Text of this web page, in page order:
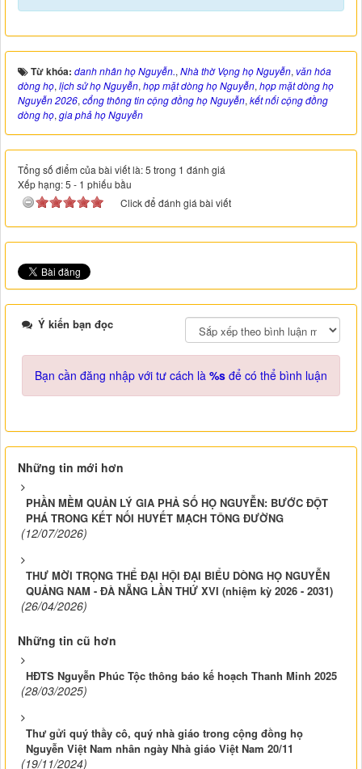
Từ khóa: danh nhân họ Nguyễn., Nhà thờ Vọng họ Nguyễn, văn hóa
dòng họ, lịch sử họ Nguyễn, họp mặt dòng họ Nguyễn, họp mặt dòng họ
Nguyễn 2026, cổng thông tin cộng đồng họ Nguyễn, kết nối cộng đồng
dòng họ, gia phả họ Nguyễn
Tổng số điểm của bài viết là: 5 trong 1 đánh giá
Xếp hạng:5 - 1 phiếu bầu
Click để đánh giá bài viết
Ý kiến bạn đọc
Bạn cần đăng nhập với tư cách là %s để có thể bình luận
Những tin mới hơn
PHẦN MỀM QUẢN LÝ GIA PHẢ SỐ HỌ NGUYỄN: BƯỚC ĐỘT
PHÁ TRONG KẾT NỐI HUYẾT MẠCH TÔNG ĐƯỜNG
(12/07/2026)
THƯ MỜI TRỌNG THỂ ĐẠI HỘI ĐẠI BIỂU DÒNG HỌ NGUYỄN
QUẢNG NAM - ĐÀ NẴNG LẦN THỨ XVI (nhiệm kỳ 2026 - 2031)
(26/04/2026)
Những tin cũ hơn
HĐTS Nguyễn Phúc Tộc thông báo kế hoạch Thanh Minh 2025
(28/03/2025)
Thư gửi quý thầy cô, quý nhà giáo trong cộng đồng họ
Nguyễn Việt Nam nhân ngày Nhà giáo Việt Nam 20/11
(19/11/2024)